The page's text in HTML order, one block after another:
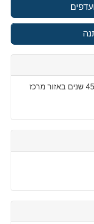
באזור מרכז